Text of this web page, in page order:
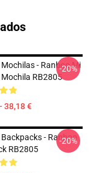
- Ranboo Mi
RB2805
38,18 €
-20%
- Ranboo
RB2805
-20%